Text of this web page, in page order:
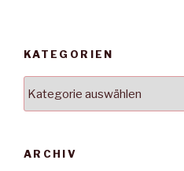
KATEGORIEN
ARCHIV